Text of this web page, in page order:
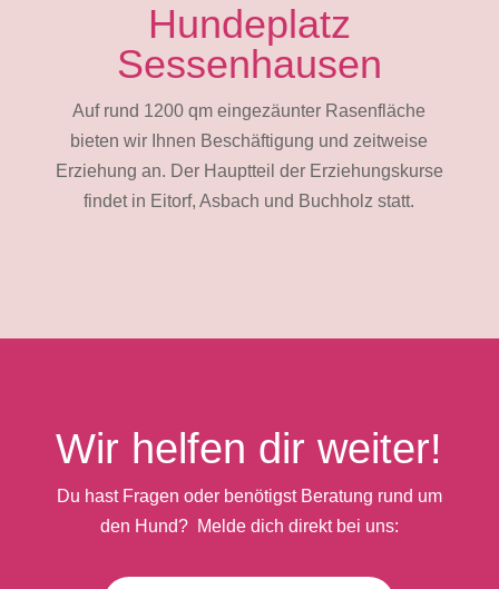
Hundeplatz
Sessenhausen
Auf rund 1200 qm eingezäunter Rasenfläche
bieten wir Ihnen Beschäftigung und zeitweise
Erziehung an. Der Hauptteil der Erziehungskurse
findet in Eitorf, Asbach und Buchholz statt.
Wir helfen dir weiter!
Du hast Fragen oder benötigst Beratung rund um
den Hund? Melde dich direkt bei uns: